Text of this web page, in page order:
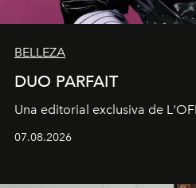
BELLEZA
DUO PARFAIT
Una editorial exclusiva de
07.08.2026